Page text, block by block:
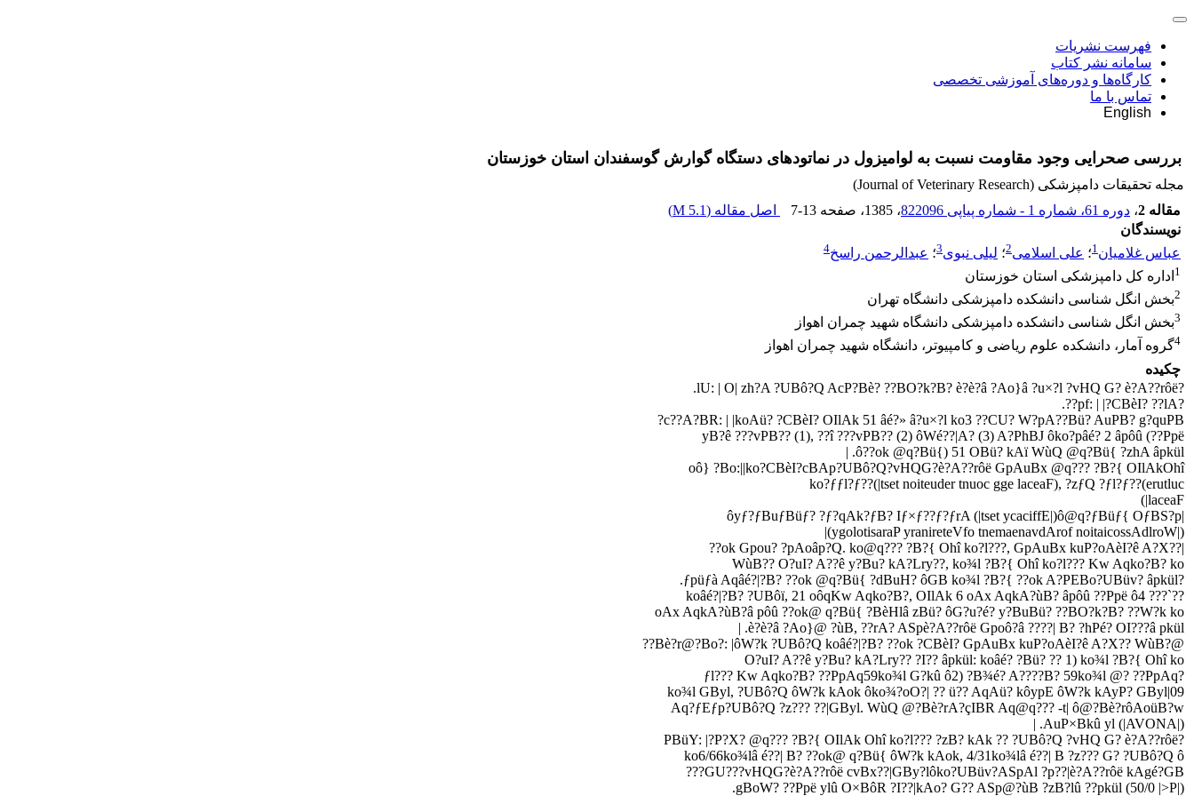
فهرست نشریات
سامانه نشر کتاب
کارگاه‌ها و دوره‌های آموزشی تخصصی
تماس با ما
English
بررسی صحرایی وجود مقاومت نسبت به لوامیزول در نماتودهای دستگاه گوارش گوسفندان استان خوزستان
مجله تحقیقات دامپزشکی (Journal of Veterinary Research)
مقاله 2
، دوره 61، شماره 1 - شماره پیاپی 822096 ، 1385 ، صفحه 7-13 اصل مقاله (5.1 M
)
نویسندگان
عباس غلامیان1؛ علی اسلامی2؛ لیلی نبوی3؛ عبدالرحمن راسخ4
1 اداره کل دامپزشکی استان خوزستان
2بخش انگل شناسی دانشکده دامپزشکی دانشگاه تهران
3بخش انگل شناسی دانشکده دامپزشکی دانشگاه شهید چمران اهواز
4گروه آمار، دانشکده علوم ریاضی و کامپیوتر، دانشگاه شهید چمران اهواز
چکیده
?lU: | O| zh?A ?UBô?Q AcP?Bè? ??BO?k?B? è?è?â ?Ao}â ?u×?l ?vHQ G? è?A??rôë.
?pf: | |?CBèI? ??lA??.
c??A?BR: | |koAü? ?CBèI? OIlAk 51 âé?» â?u×?l ko3 ??CU? W?pA??Bü? AuPB? g?quPB?
yB?ê ???vPB?? (1), ??î ???vPB?? (2) ôWé??|A? (3) A?PhBJ ôko?pâé? 2 âpôû (??Ppë
ô??ok @q?Bü{) 51 OBü? kAï WùQ @q?Bü{ ?zhA âpkül. |
oô} ?Bo:||ko?CBèI?cBAp?UBô?Q?vHQG?è?A??rôë GpAuBx @q??? ?B?{ OIlAkOhî
ko?ƒƒl?ƒ??(|tset noiteuder tnuoc gge laceaF), ?zƒQ ?ƒl?ƒ??(erutluc
laceaF|)
|ôyƒ?ƒBuƒBüƒ? ?ƒ?qAk?ƒB? Iƒ×ƒ??ƒ?ƒrA (|tset ycaciffE|)ô@q?ƒBüƒ{ OƒBS?p
(|ygolotisaraP yranireteVfo tnemaenavdArof noitaicossAdlroW)|
|??ok Gpou? ?pAoâp?Q. ko@q??? ?B?{ Ohî ko?l???, GpAuBx kuP?oAèI?ê A?X??
WùB?? O?uI? A??ê y?Bu? kA?Lry??, ko¾l ?B?{ Ohî ko?l??? Kw Aqko?B? ko
?ƒpüƒà Aqâé?|?B? ??ok @q?Bü{ ?dBuH? ôGB ko¾l ?B?{ ??ok A?PEBo?UBüv? âpkül.
??`??? koâé?|?B? ?UBôï, 21 oôqKw Aqko?B?, OIlAk 6 oAx AqkA?ùB? âpôû ??Ppë ô4
oAx AqkA?ùB?â pôû ??ok@ q?Bü{ ?BèHlâ zBü? ôG?u?é? y?BuBü? ??BO?k?B? ??W?k ko
è?è?â ?Ao}@ ?ùB, ??rA? ASpè?A??rôë Gpoô?â ????| B? ?hPé? OI???â pkül. |
@?Bè?r@?Bo?: |ôW?k ?UBô?Q koâé?|?B? ??ok ?CBèI? GpAuBx kuP?oAèI?ê A?X?? WùB??
O?uI? A??ê y?Bu? kA?Lry?? ?I?? âpkül: koâé? ?Bü? ?? 1) ko¾l ?B?{ Ohî ko
?ƒl??? Kw Aqko?B? ??PpAq59ko¾l G?kû ô2) ?B¾é? A????B? 59ko¾l @? ??PpAq
09|ko¾l GByl, ?UBô?Q ôW?k kAok ôko¾?oO?| ?? ü?? AqAü? kôypE ôW?k kAyP? GByl
Aq?ƒEƒp?UBô?Q ?z??? ??|GByl. WùQ @?Bè?rA?çIBR Aq@q??? -t| ô@?Bè?rôAoüB?w
(|AVONA|) AuP×Bkû yl. |
?PBüY: |?P?X? @q??? ?B?{ OIlAk Ohî ko?l??? ?zB? kAk ?? ?UBô?Q ?vHQ G? è?A??rôë
ko6/66ko¾lâ é??| B? ??ok@ q?Bü{ ôW?k kAok, 4/31ko¾lâ é??| B ?z??? G? ?UBô?Q ô
GU???vHQG?è?A??rôë cvBx??|GBy?lôko?UBüv?ASpAl ?p??|è?A??rôë kAgé?GB???
gBoW? ??Ppë ylû O×BôR ?I??|kAo? G?? ASp@?ùB ?zB?lû ??pkül (50/0 |>P|).